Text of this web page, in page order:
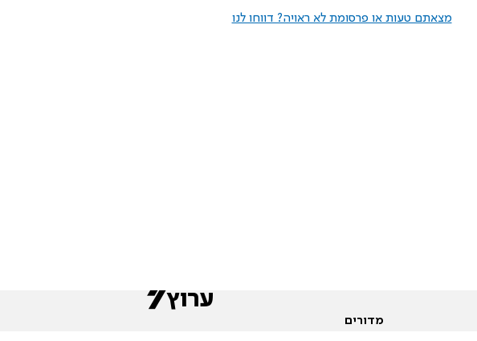
מצאתם טעות או פרסומת לא ראויה? דווחו לנו
מדורים